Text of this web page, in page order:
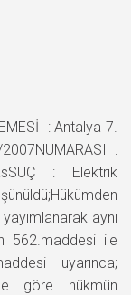
: Antalya 7.
:
: Elektrik
aynı
562.maddesi ile
uyarınca;
göre hükmün